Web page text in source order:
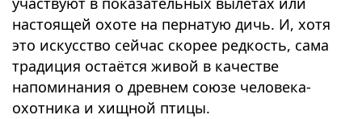
настоящей охоте на пернатую дичь. И, хотя
это искусство сейчас скорее редкость, сама
традиция остаётся живой в качестве
напоминания о древнем союзе человека-
охотника и хищной птицы.